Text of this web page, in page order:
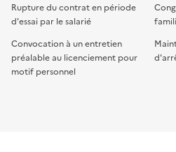
Rupture du contrat en période
d'essai par le salarié
Convocation à un entretien
préalable au licenciement pour
motif personnel